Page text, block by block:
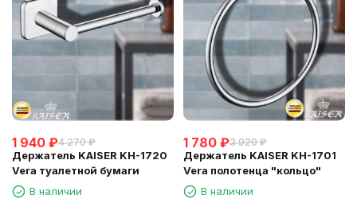
1 940 ₽4 270 ₽
Держатель KAISER KH-1720
Vera туалетной бумаги
В наличии
1 780 ₽3 920 ₽
Держатель KAISER KH-1701
Vera полотенца "кольцо"
В наличии